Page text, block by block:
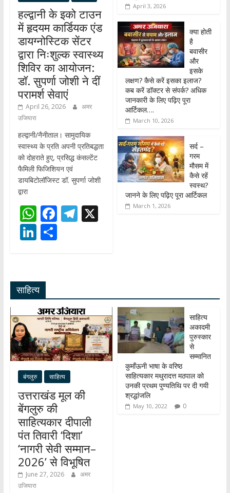
हल्द्वानी के इको टाउन
में हृदयम कार्डियक एंड
डायग्नोस्टिक सेंटर
द्वारा निःशुल्क स्वास्थ्य
शिविर का आयोजन:
डॉ. सुपर्णा जोशी ने दीं
परामर्श सेवाएं
April 26, 2026
अमर
उजियारा
हल्द्वानी/नैनीताल। सामुदायिक
स्वास्थ्य के प्रति अपनी प्रतिबद्धता
को दोहराते हुए, प्रसिद्ध कंसल्टेंट
फैमिली फिजिशियन एवं
डायबिटोलॉजिस्ट डॉ. सुपर्णा जोशी
द्वारा
W
h
at
A
p
p
F
ac
e
o
k
T
m
X
Li
e
dI
n
S
April 3, 2026
क्या होती
है
बवासीर
और
इसके
लक्षण? कैसे करें इसका इलाज?
कब करें डॉक्टर से संपर्क? अधिक
जानकारी के लिए पढ़िए पूरा
आर्टिकल….
March 10, 2026
सर्द –
गरम
मौसम में
कैसे रहें
स्वस्थ?
जानने के लिए पढ़िए पूरा आर्टिकल
March 1, 2026
साहित्य
बंगलुरु साहित्य
उत्तराखंड मूल की
बेंगलुरु की
साहित्यकार दीपाली
पंत तिवारी ‘दिशा’
‘नागरी सेवी सम्मान–
2026’ से विभूषित
June 27, 2026
अमर
उजियारा
साहित्य
अकादमी
पुरुस्कार
से
सम्मानित
कुमाँऊनी भाषा के वरिष्ठ
साहित्यकार मथुरादत्त मठपाल को
उनकी प्रथम पुण्यतिथि पर दी गयी
श्रद्धांजलि
May 10, 2022 0